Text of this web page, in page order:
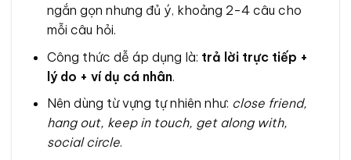
ngắn gọn nhưng đủ ý, khoảng 2-4 câu cho
mỗi câu hỏi.
Công thức dễ áp dụng là: trả lời trực tiếp +
lý do + ví dụ cá nhân.
Nên dùng từ vựng tự nhiên như: close friend,
hang out, keep in touch, get along with,
social circle.